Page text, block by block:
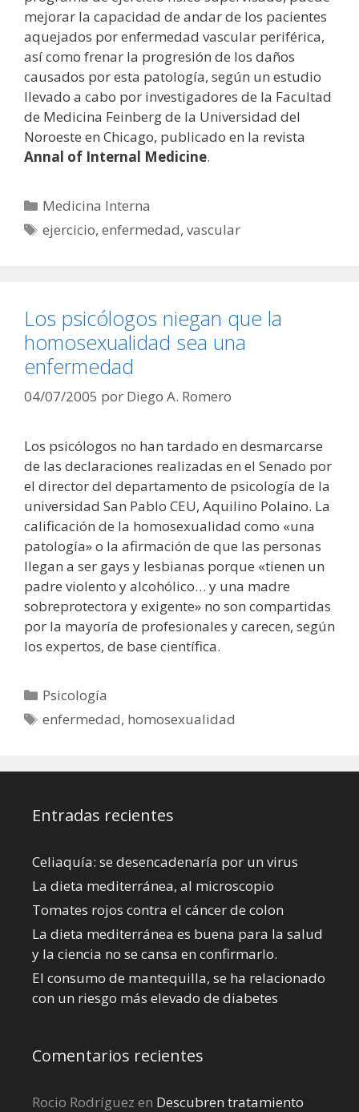
mejorar la capacidad de andar de los pacientes
aquejados por enfermedad vascular periférica,
así como frenar la progresión de los daños
causados por esta patología, según un estudio
llevado a cabo por investigadores de la Facultad
de Medicina Feinberg de la Universidad del
Noroeste en Chicago, publicado en la revista
Annal of Internal Medicine.
Categorías
Medicina Interna
Etiquetas
ejercicio,enfermedad,vascular
Los psicólogos niegan que la
homosexualidad sea una
enfermedad
04/07/2005 por Diego A. Romero
Los psicólogos no han tardado en desmarcarse
de las declaraciones realizadas en el Senado por
el director del departamento de psicología de la
universidad San Pablo CEU, Aquilino Polaino. La
calificación de la homosexualidad como «una
patología» o la afirmación de que las personas
llegan a ser gays y lesbianas porque «tienen un
padre violento y alcohólico… y una madre
sobreprotectora y exigente» no son compartidas
por la mayoría de profesionales y carecen, según
los expertos, de base científica.
Categorías
Psicología
Etiquetas
enfermedad, homosexualidad
Entradas recientes
Celiaquía: se desencadenaría por un virus
La dieta mediterránea, al microscopio
Tomates rojos contra el cáncer de colon
La dieta mediterránea es buena para la salud
y la ciencia no se cansa en confirmarlo.
El consumo de mantequilla, se ha relacionado
con un riesgo más elevado de diabetes
Comentarios recientes
Rocio Rodríguez en Descubren tratamiento